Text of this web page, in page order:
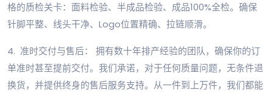
格的质检关卡：面料检验、半成品检验、成品100%全检。确保
针脚平整、线头干净、Logo位置精确、拉链顺滑。
4. 准时交付与售后： 拥有数十年排产经验的团队，确保你的订
单准时甚至提前交付。我们承诺，对于任何质量问题，无条件退
换货，并提供终身的售后服务支持。从一件到上万件，我们都能